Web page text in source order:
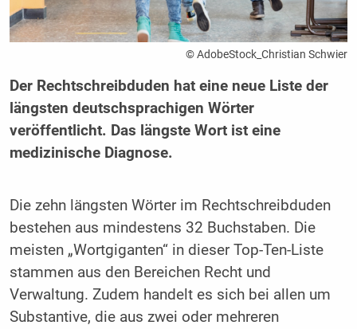
© AdobeStock_Christian Schwier
Der Rechtschreibduden hat eine neue Liste der
längsten deutschsprachigen Wörter
veröffentlicht. Das längste Wort ist eine
medizinische Diagnose.
Die zehn längsten Wörter im Rechtschreibduden
bestehen aus mindestens 32 Buchstaben. Die
meisten „Wortgiganten“ in dieser Top-Ten-Liste
stammen aus den Bereichen Recht und
Verwaltung. Zudem handelt es sich bei allen um
Substantive, die aus zwei oder mehreren